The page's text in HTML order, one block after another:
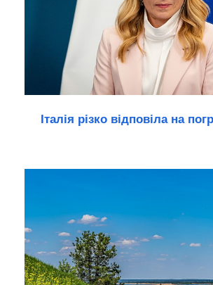
Італія різко відповіла на